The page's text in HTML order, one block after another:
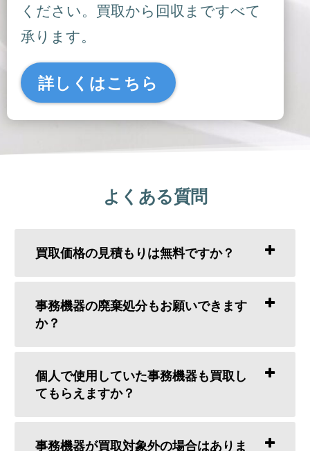
ください。買取から回収まですべて
承ります。
詳しくはこちら
よくある質問
買取価格の見積もりは無料ですか？
事務機器の廃棄処分もお願いできます
か？
個人で使用していた事務機器も買取し
てもらえますか？
事務機器が買取対象外の場合はありま